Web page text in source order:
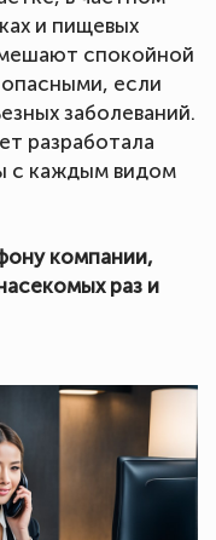
и пищевых
спокойной
если
заболеваний.
разработала
с каждым видом
компании,
раз и